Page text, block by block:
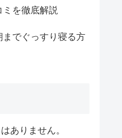
ミを徹底解説
までぐっすり寝る方
ありません。